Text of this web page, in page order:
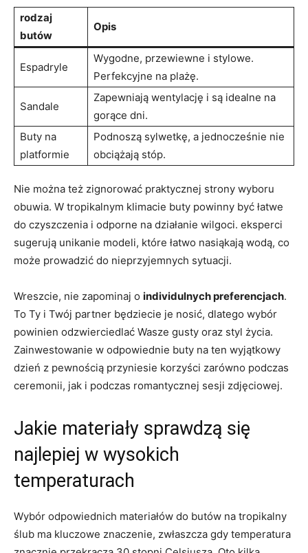
rodzaj
butów
Opis
Espadryle
Wygodne, przewiewne i stylowe.
Perfekcyjne na plażę.
Sandale
Zapewniają wentylację i są idealne na
gorące dni.
Buty na
platformie
Podnoszą sylwetkę, a jednocześnie nie
obciążają stóp.
Nie można też zignorować praktycznej strony wyboru
obuwia. W tropikalnym klimacie buty powinny być łatwe
do czyszczenia i odporne na działanie wilgoci. eksperci
sugerują unikanie modeli, które łatwo nasiąkają wodą, co
może prowadzić do nieprzyjemnych sytuacji.
Wreszcie, nie zapominaj o individulnych preferencjach.
To Ty i Twój partner będziecie je nosić, dlatego wybór
powinien odzwierciedlać Wasze gusty oraz styl życia.
Zainwestowanie w odpowiednie buty na ten wyjątkowy
dzień z pewnością przyniesie korzyści zarówno podczas
ceremonii, jak i podczas romantycznej sesji zdjęciowej.
Jakie materiały sprawdzą się
najlepiej w wysokich
temperaturach
Wybór odpowiednich materiałów do butów na tropikalny
ślub ma kluczowe znaczenie, zwłaszcza gdy temperatura